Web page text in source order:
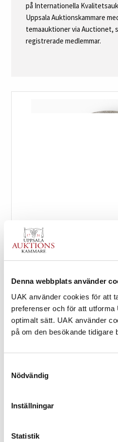
Denna webbplats använder
UAK använder cookies för att
preferenser och för att
optimalt sätt. UAK använder
på om den besökande tidigare
Nödvändig
Inställningar
Statistik
på Internationella
Uppsala Auktionskammare
temaauktioner via Auctionet,
registrerade medlemmar.
50. EWALD DAHLSKOG